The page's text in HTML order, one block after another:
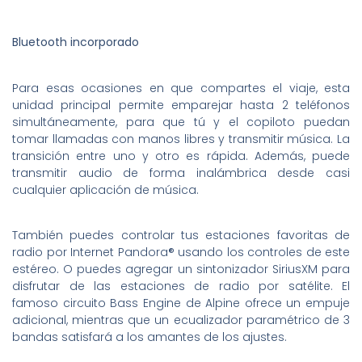
Bluetooth incorporado
Para esas ocasiones en que compartes el viaje, esta
unidad principal permite emparejar hasta 2 teléfonos
simultáneamente, para que tú y el copiloto puedan
tomar llamadas con manos libres y transmitir música. La
transición entre uno y otro es rápida. Además, puede
transmitir audio de forma inalámbrica desde casi
cualquier aplicación de música.
También puedes controlar tus estaciones favoritas de
radio por Internet Pandora® usando los controles de este
estéreo. O puedes agregar un sintonizador SiriusXM para
disfrutar de las estaciones de radio por satélite. El
famoso circuito Bass Engine de Alpine ofrece un empuje
adicional, mientras que un ecualizador paramétrico de 3
bandas satisfará a los amantes de los ajustes.